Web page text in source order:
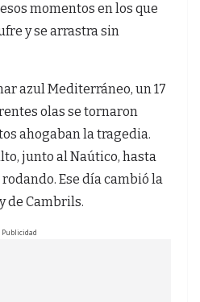
momentos en los que
y se arrastra sin
azul Mediterráneo, un 17
olas se tornaron
ahogaban la tragedia.
junto al Naútico, hasta
Ese día cambió la
de Cambrils.
Publicidad